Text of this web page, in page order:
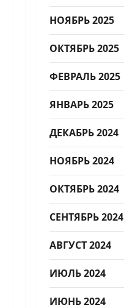
НОЯБРЬ 2025
ОКТЯБРЬ 2025
ФЕВРАЛЬ 2025
ЯНВАРЬ 2025
ДЕКАБРЬ 2024
НОЯБРЬ 2024
ОКТЯБРЬ 2024
СЕНТЯБРЬ 2024
АВГУСТ 2024
ИЮЛЬ 2024
ИЮНЬ 2024